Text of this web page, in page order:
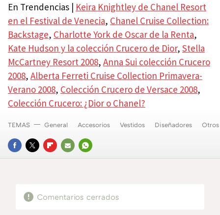
En Trendencias | Keira Knightley de Chanel Resort
en el Festival de Venecia, Chanel Cruise Collection:
Backstage, Charlotte York de Oscar de la Renta,
Kate Hudson y la colección Crucero de Dior, Stella
McCartney Resort 2008, Anna Sui colección Crucero
2008, Alberta Ferreti Cruise Collection Primavera-
Verano 2008, Colección Crucero de Versace 2008,
Colección Crucero: ¿Dior o Chanel?
FACEBOOK
TWITTERFLIPBOARD
E-
WHATSAPP
TEMAS General Accesorios Vestidos Diseñadores Otros
Comentarios cerrados